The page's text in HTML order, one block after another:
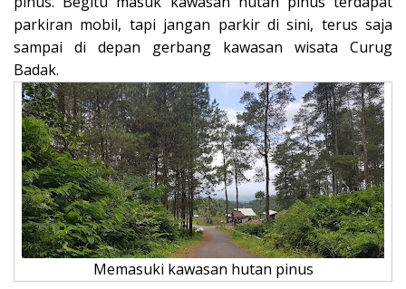
parkiran mobil, tapi jangan parkir di sini, terus saja
sampai di depan gerbang kawasan wisata Curug
Badak.
Memasuki kawasan hutan pinus